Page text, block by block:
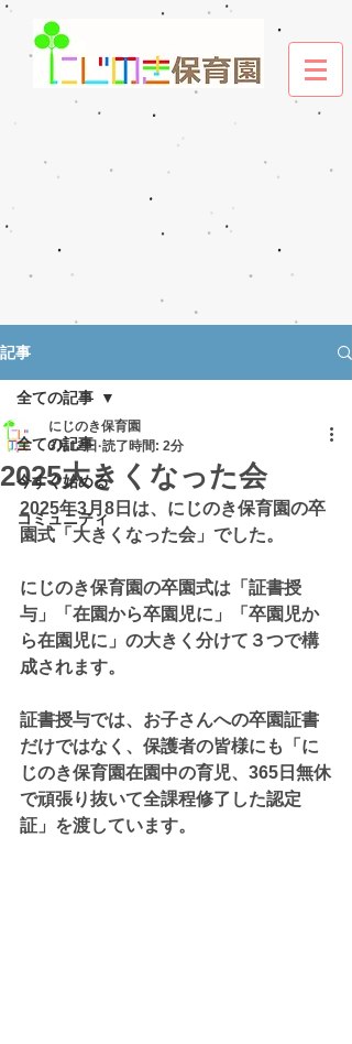
記事
全ての記事
今すぐ始める
コミュニティ
全ての記事
2025大きくなった会
にじのき保育園
3月12日 読了時間: 2分
2025年3月8日は、にじのき保育園の卒
園式「大きくなった会」でした。
にじのき保育園の卒園式は「証書授
与」「在園から卒園児に」「卒園児か
ら在園児に」の大きく分けて３つで構
成されます。
証書授与では、お子さんへの卒園証書
だけではなく、保護者の皆様にも「に
じのき保育園在園中の育児、365日無休
で頑張り抜いて全課程修了した認定
証」を渡しています。